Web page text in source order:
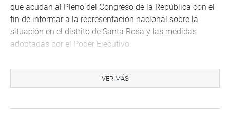
que acudan al Pleno del Congreso de la República con el
fin de informar a la representación nacional sobre la
situación en el distrito de Santa Rosa y las medidas
adoptadas por el Poder Ejecutivo.
Durante el debate, la presidenta de la Comisión de
las declaraciones del presidente de Colombia y del
VER MÁS